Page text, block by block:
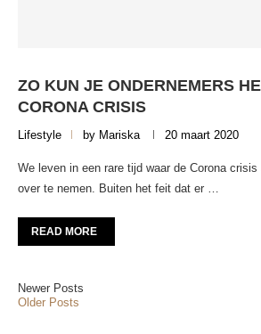
ZO KUN JE ONDERNEMERS
CORONA CRISIS
Lifestyle by Mariska 20 maart 2020
We leven in een rare tijd waar de Corona
over te nemen. Buiten het feit dat er …
READ MORE
Newer Posts
Older Posts